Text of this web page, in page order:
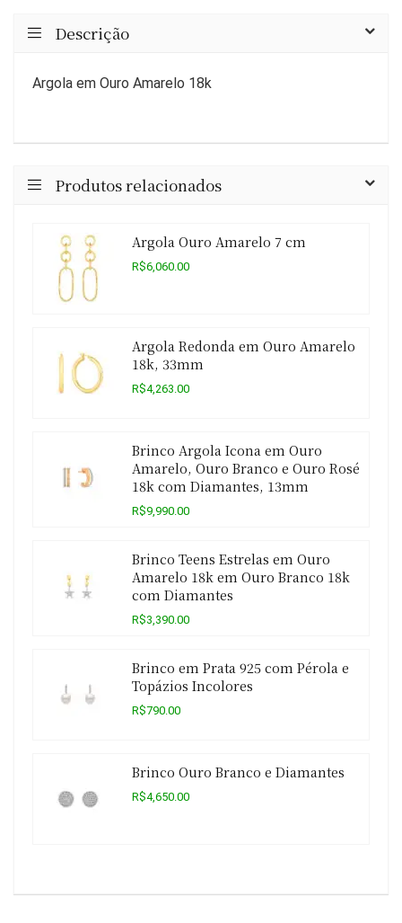
Descrição
Argola em Ouro Amarelo 18k
Produtos relacionados
Argola Ouro Amarelo 7 cm
R$6,060.00
Argola Redonda em Ouro Amarelo
18k, 33mm
R$4,263.00
Brinco Argola Icona em Ouro
Amarelo, Ouro Branco e Ouro Rosé
18k com Diamantes, 13mm
R$9,990.00
Brinco Teens Estrelas em Ouro
Amarelo 18k em Ouro Branco 18k
com Diamantes
R$3,390.00
Brinco em Prata 925 com Pérola e
Topázios Incolores
R$790.00
Brinco Ouro Branco e Diamantes
R$4,650.00